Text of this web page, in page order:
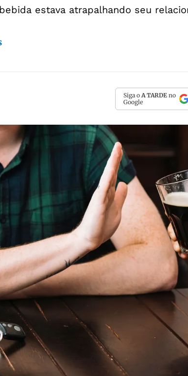
estava atrapalhando seu
Siga o A TARDE no
Google